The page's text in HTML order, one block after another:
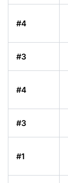
#4
#3
#4
#3
#1